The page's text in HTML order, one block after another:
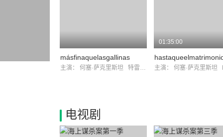
másfinaquelasgallinas
主演： 何塞·萨克里斯坦 特雷莎·希梅拉
01:35:00
主演： 何塞·萨克里斯坦
电视剧